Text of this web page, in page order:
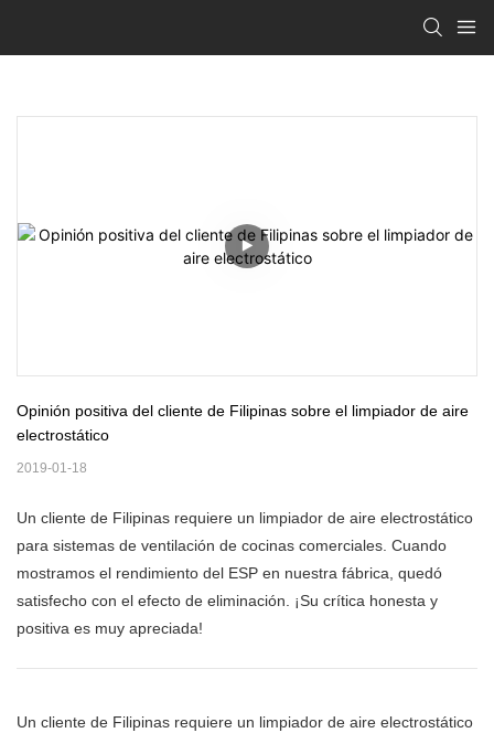
Opinión positiva del cliente de Filipinas sobre el limpiador de aire
electrostático
2019-01-18
Un cliente de Filipinas requiere un limpiador de aire electrostático
para sistemas de ventilación de cocinas comerciales. Cuando
mostramos el rendimiento del ESP en nuestra fábrica, quedó
satisfecho con el efecto de eliminación. ¡Su crítica honesta y
positiva es muy apreciada!
Un cliente de Filipinas requiere un limpiador de aire electrostático